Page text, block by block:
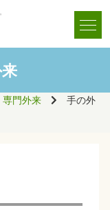
専門外来
手の外